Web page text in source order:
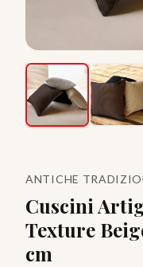
ANTICHE
Cuscini
Texture
cm